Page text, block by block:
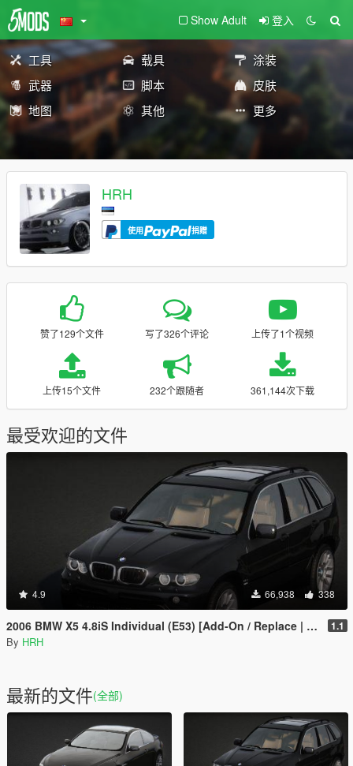
Show Adult 登入
工具 载具
涂装
武器
脚本
皮肤
地图
其他 更多
HRH
使用 捐赠
赞了129个文件 写了326个评论 上传了1个视频
上传15个文件 232个跟随者 361,144次下载
最受欢迎的文件
4.9 66,938 338
2006 BMW X5 4.8iS Individual (E53) [Add-On / Replace | Tuning | Extras] 1.1
By HRH
最新的文件(全部)